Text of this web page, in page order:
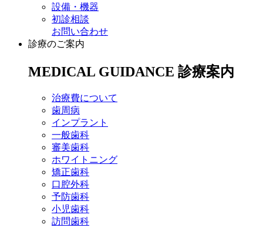
設備・機器
初診相談
お問い合わせ
診療のご案内
MEDICAL GUIDANCE 診療案内
治療費について
歯周病
インプラント
一般歯科
審美歯科
ホワイトニング
矯正歯科
口腔外科
予防歯科
小児歯科
訪問歯科